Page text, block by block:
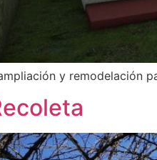
y remodelación